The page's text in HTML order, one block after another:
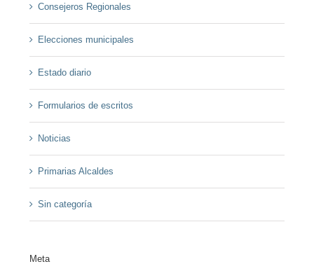
Consejeros Regionales
Elecciones municipales
Estado diario
Formularios de escritos
Noticias
Primarias Alcaldes
Sin categoría
Meta